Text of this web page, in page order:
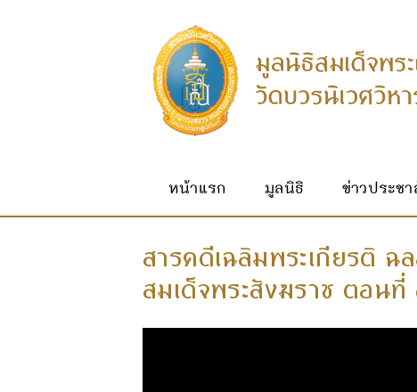
หน้าแรก มูลนิธิ ข่าวประช
สารคดีเฉลิมพระเกียรติ ฉ
สมเด็จพระสังฆราช ตอนที่